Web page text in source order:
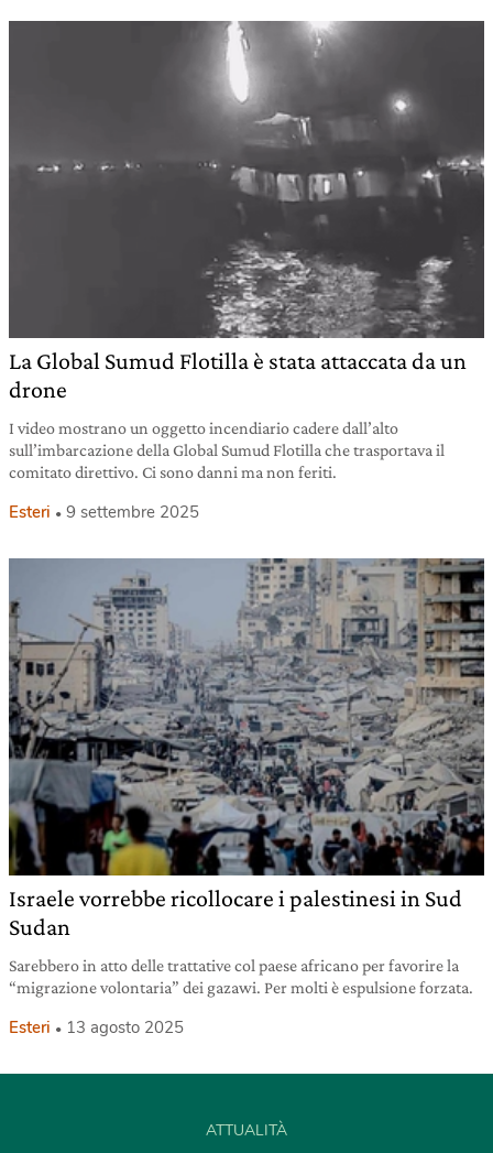
La Global Sumud Flotilla è stata attaccata da un
drone
I video mostrano un oggetto incendiario cadere dall’alto
sull’imbarcazione della Global Sumud Flotilla che trasportava il
comitato direttivo. Ci sono danni ma non feriti.
Esteri 9 settembre 2025
Israele vorrebbe ricollocare i palestinesi in Sud
Sudan
Sarebbero in atto delle trattative col paese africano per favorire la
“migrazione volontaria” dei gazawi. Per molti è espulsione forzata.
Esteri 13 agosto 2025
ATTUALITÀ